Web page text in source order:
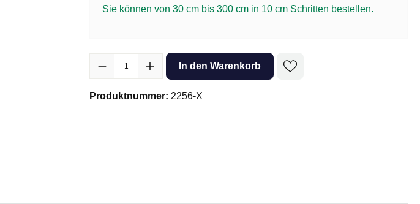
Sie können von 30 cm bis 300 cm in 10 cm Schritten bestellen.
Produkt Anzahl: Gib den gewünschten Wert ein oder benutze die Schaltflächen
In den Warenkorb
Produktnummer: 2256-X